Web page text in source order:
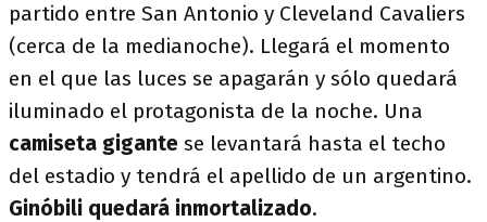
partido entre San Antonio y Cleveland Cavaliers
(cerca de la medianoche). Llegará el momento
en el que las luces se apagarán y sólo quedará
iluminado el protagonista de la noche. Una
camiseta gigante se levantará hasta el techo
del estadio y tendrá el apellido de un argentino.
Ginóbili quedará inmortalizado.